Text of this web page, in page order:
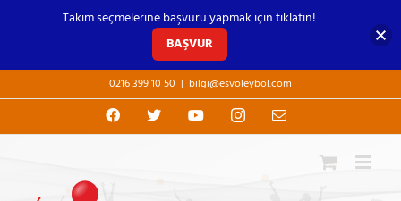
to
0216 399 10 50 | bilgi@esvoleybol.com
Facebook
X YouTubeInstagram
E-
Takım seçmelerine başvuru yapmak için tıklatın!
BAŞVUR